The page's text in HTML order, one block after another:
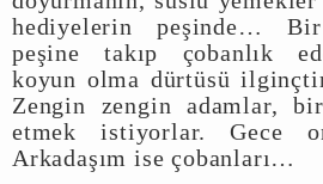
hediyelerin peşinde…
peşine takıp çobanlık
koyun olma dürtüsü
Zengin zengin adamlar,
etmek istiyorlar. Gece
Arkadaşım ise çobanları…